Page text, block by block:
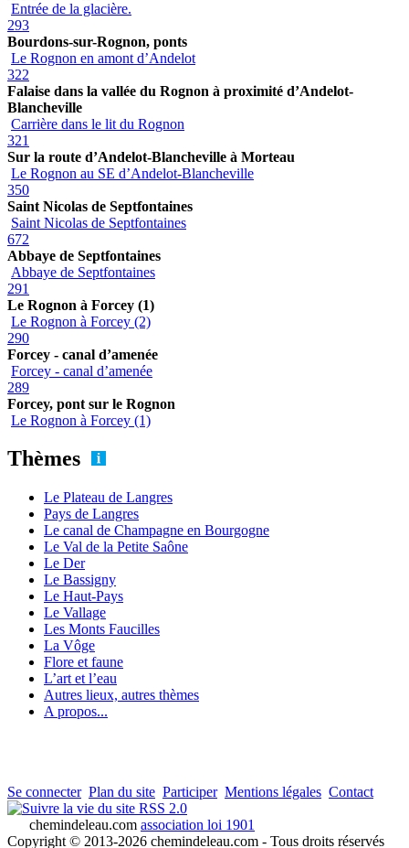
Entrée de la glacière.
293
Bourdons-sur-Rognon, ponts
Le Rognon en amont d’Andelot
322
Falaise dans la vallée du Rognon à proximité d’Andelot-
Blancheville
Carrière dans le lit du Rognon
321
Sur la route d’Andelot-Blancheville à Morteau
Le Rognon au SE d’Andelot-Blancheville
350
Saint Nicolas de Septfontaines
Saint Nicolas de Septfontaines
672
Abbaye de Septfontaines
Abbaye de Septfontaines
291
Le Rognon à Forcey (1)
Le Rognon à Forcey (2)
290
Forcey - canal d’amenée
Forcey - canal d’amenée
289
Forcey, pont sur le Rognon
Le Rognon à Forcey (1)
Thèmes
Le Plateau de Langres
Pays de Langres
Le canal de Champagne en Bourgogne
Le Val de la Petite Saône
Le Der
Le Bassigny
Le Haut-Pays
Le Vallage
Les Monts Faucilles
La Vôge
Flore et faune
L’art et l’eau
Autres lieux, autres thèmes
A propos...
Se connecter Plan du site Participer Mentions légales Contact
RSS 2.0
chemindeleau.com association loi 1901
Copyright © 2013-2026 chemindeleau.com - Tous droits réservés